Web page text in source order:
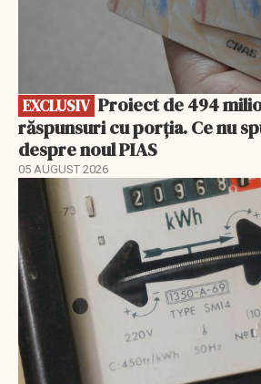
EXCLUSIV
răspunsuri cu porția. Ce nu
despre noul PIAS
05 AUGUST 2026